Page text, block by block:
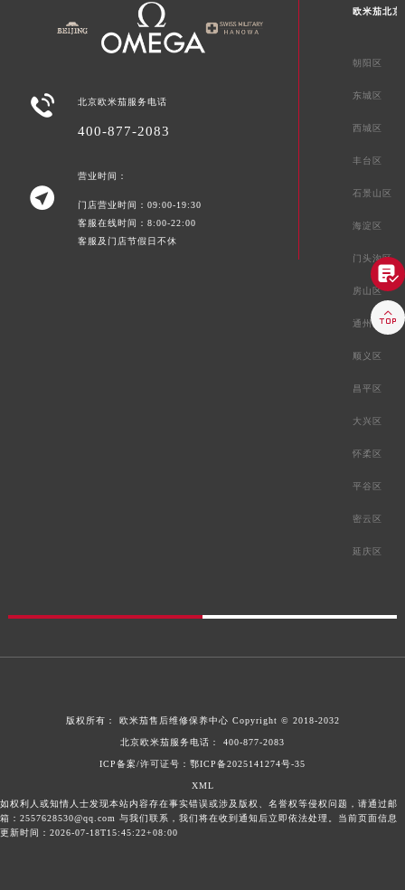
 北京欧米茄服务电话
400-877-2083

营业时间：
门店营业时间：09:00-19:30
客服在线时间：8:00-22:00
客服及门店节假日不休
欧米茄北京
朝阳区
东城区
西城区
丰台区
石景山区
海淀区
门头沟区
房山区
通州区
顺义区
昌平区
大兴区
怀柔区
平谷区
密云区
延庆区
版权所有： 欧米茄售后维修保养中心 Copyright © 2018-2032
北京欧米茄服务电话： 400-877-2083
ICP备案/许可证号：鄂ICP备2025141274号-35
XML
如权利人或知情人士发现本站内容存在事实错误或涉及版权、名誉权等侵权问题，请通过邮
箱：2557628530@qq.com 与我们联系，我们将在收到通知后立即依法处理。当前页面信息
更新时间：2026-07-18T15:45:22+08:00

